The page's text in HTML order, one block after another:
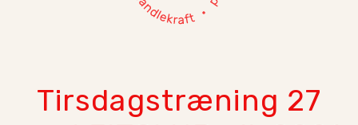
Tirsdagstræning 27